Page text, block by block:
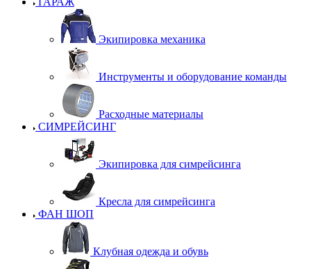
Экипировка механика
Инструменты и оборудование команды
Расходные материалы
СИМРЕЙСИНГ
Экипировка для симрейсинга
Кресла для симрейсинга
ФАН ШОП
Клубная одежда и обувь